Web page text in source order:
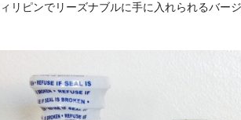
リピンでリーズナブルに手に入れられるバー